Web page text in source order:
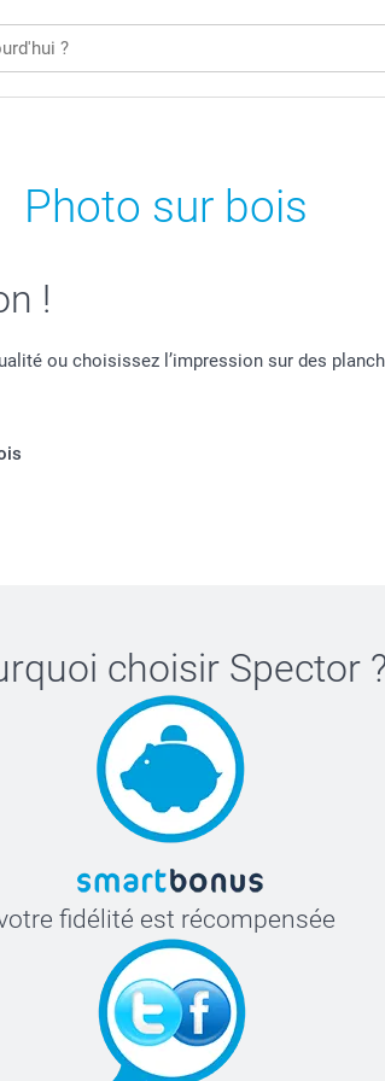
Photo sur bois
!
ou choisissez l’impression sur des
choisir Spector
fidélité est récompensée